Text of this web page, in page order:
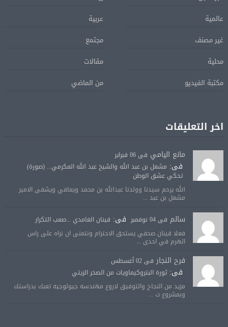
عالمية
عربية
غير مصنف
مجتمع
محلية
مقالات
مكتبة الفيديو
من الماضي
اخر التعليقات
مانع اليامي فى 06 فبراير
فى: مشعل بن عبد الله والشيخ عبد الله المكرمي... (صورة)
تحكي عشق الوطن
الله يرحم سيدنا وولدنا عبدالله بن محمد ويعافي ويشفى الامير
مشعل بن عبد ...
سالم فى 04 نوفمبر فى: قينان الغامدي ...صعب التكرار
فعلا قينان صحفي يستحق الاحترام ونتمنى ان نراه على راس
الهرم في احدى ...
فرح النجار فى 02 أغسطس
فى:ثورة البتروكيماويات من الصخر الزيتي
مزيد من النجاح والتوفيق لاروع مهندسه جيولوجيه تعبك بدراستك
وبمشروع ت ...